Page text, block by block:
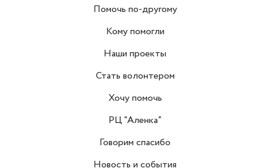
Помочь по-другому
Кому помогли
Наши проекты
Стать волонтером
Хочу помочь
РЦ “Аленка”
Говорим спасибо
Новость и события